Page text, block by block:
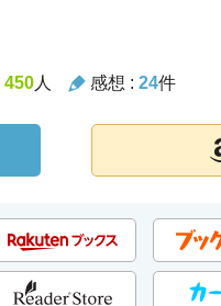
450人 感想 : 24件